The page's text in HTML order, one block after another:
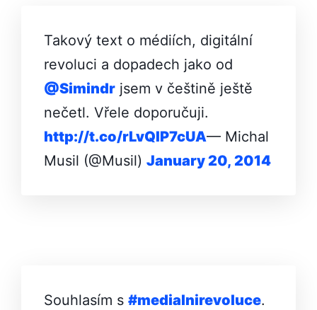
Takový text o médiích, digitální
revoluci a dopadech jako od
@Simindr jsem v češtině ještě
nečetl. Vřele doporučuji.
http://t.co/rLvQIP7c­UA— Michal
Musil (@Musil) January 20, 2014
Souhlasím s #medialnirevo­luce.